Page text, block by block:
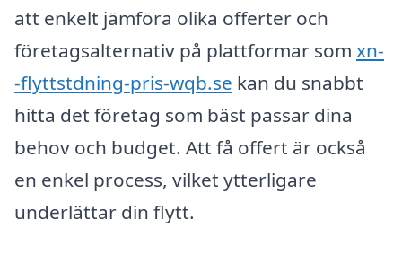
att enkelt jämföra olika offerter och
företagsalternativ på plattformar som xn-
-flyttstdning-pris-wqb.se kan du snabbt
hitta det företag som bäst passar dina
behov och budget. Att få offert är också
en enkel process, vilket ytterligare
underlättar din flytt.